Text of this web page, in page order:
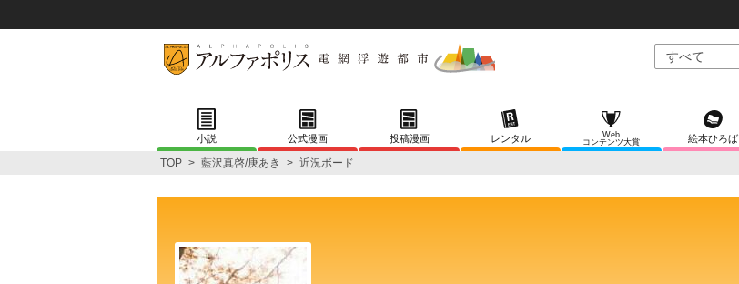
小説 公式漫画 投稿漫画 レンタル
Web
コンテンツ大賞
絵本ひろば
TOP > 藍沢真啓/庚あき > 近況ボード